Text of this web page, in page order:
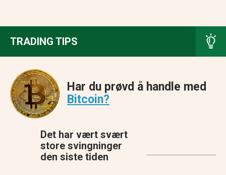
TRADING TIPS
Har du prøvd å handle med
Bitcoin?
Det har vært svært
store svingninger
den siste tiden